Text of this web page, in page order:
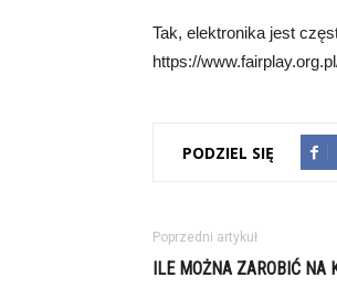
Tak, elektronika jest
https://
PODZIEL SIĘ
Poprzedni artykuł
ILE MOŻNA ZAROBIĆ NA